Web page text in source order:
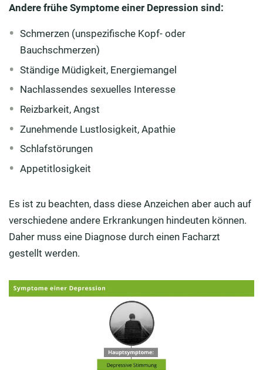
Andere frühe Symptome einer Depression sind:
Schmerzen (unspezifische Kopf- oder
Bauchschmerzen)
Ständige Müdigkeit, Energiemangel
Nachlassendes sexuelles Interesse
Reizbarkeit, Angst
Zunehmende Lustlosigkeit, Apathie
Schlafstörungen
Appetitlosigkeit
Es ist zu beachten, dass diese Anzeichen aber auch auf
verschiedene andere Erkrankungen hindeuten können.
Daher muss eine Diagnose durch einen Facharzt
gestellt werden.